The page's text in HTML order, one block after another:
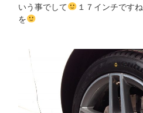
いう事でして
１７インチですね
を